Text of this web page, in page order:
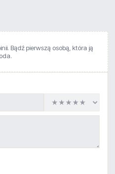
Bądź pierwszą osobą, która ją